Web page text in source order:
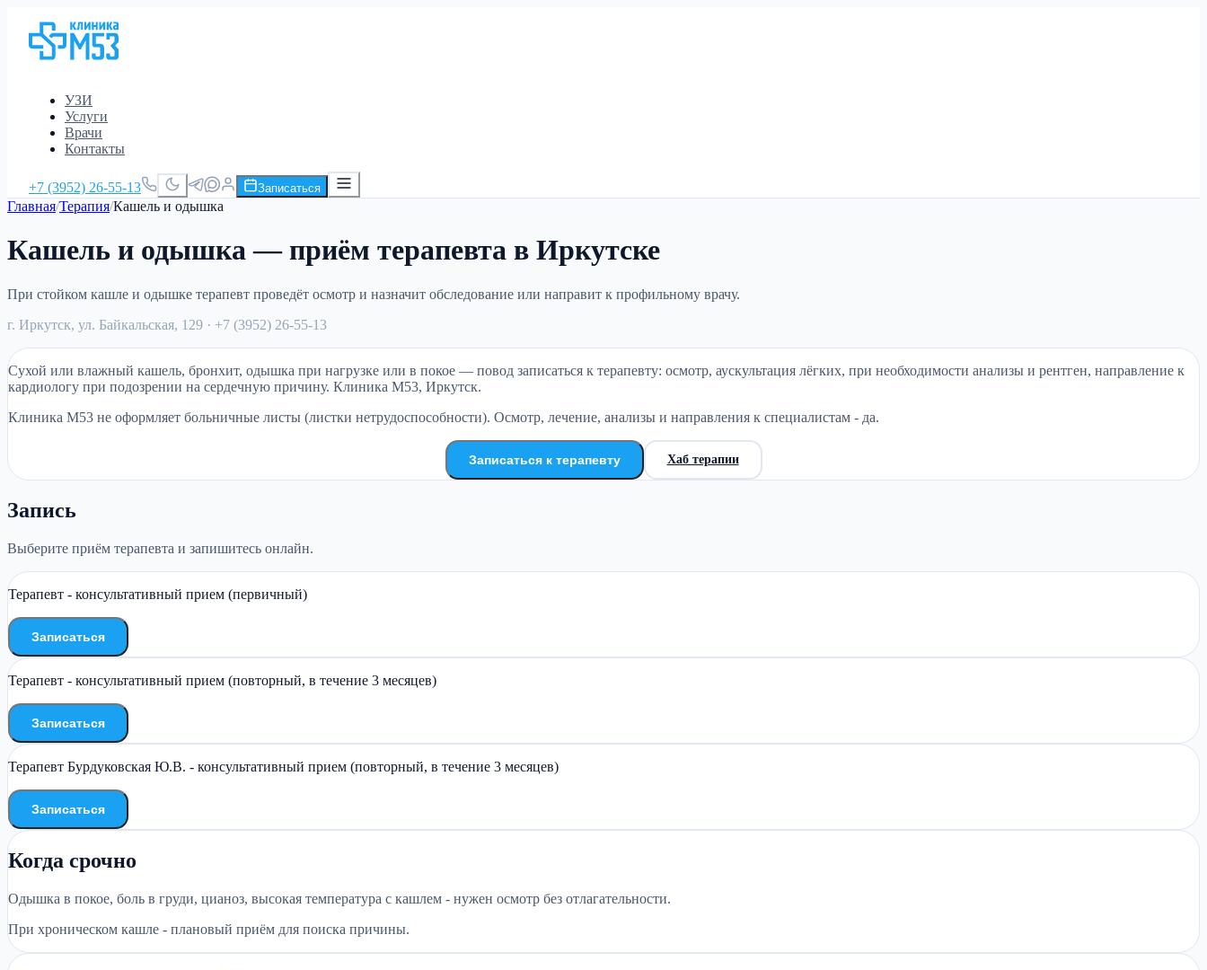
УЗИ
Услуги
Врачи
Контакты
+7 (3952) 26-55-13 Записаться
Главная/Терапия/Кашель и одышка
Кашель и одышка — приём терапевта в Иркутске
При стойком кашле и одышке терапевт проведёт осмотр и назначит обследование или направит к профильному врачу.
г. Иркутск, ул. Байкальская, 129 · +7 (3952) 26-55-13
Сухой или влажный кашель, бронхит, одышка при нагрузке или в покое — повод записаться к терапевту: осмотр, аускультация лёгких, при необходимости анализы и рентген, направление к
кардиологу при подозрении на сердечную причину. Клиника М53, Иркутск.
Клиника М53 не оформляет больничные листы (листки нетрудоспособности). Осмотр, лечение, анализы и направления к специалистам - да.
Записаться к терапевту Хаб терапии
Запись
Выберите приём терапевта и запишитесь онлайн.
Терапевт - консультативный прием (первичный)
Записаться
Терапевт - консультативный прием (повторный, в течение 3 месяцев)
Записаться
Терапевт Бурдуковская Ю.В. - консультативный прием (повторный, в течение 3 месяцев)
Записаться
Когда срочно
Одышка в покое, боль в груди, цианоз, высокая температура с кашлем - нужен осмотр без отлагательности.
При хроническом кашле - плановый приём для поиска причины.